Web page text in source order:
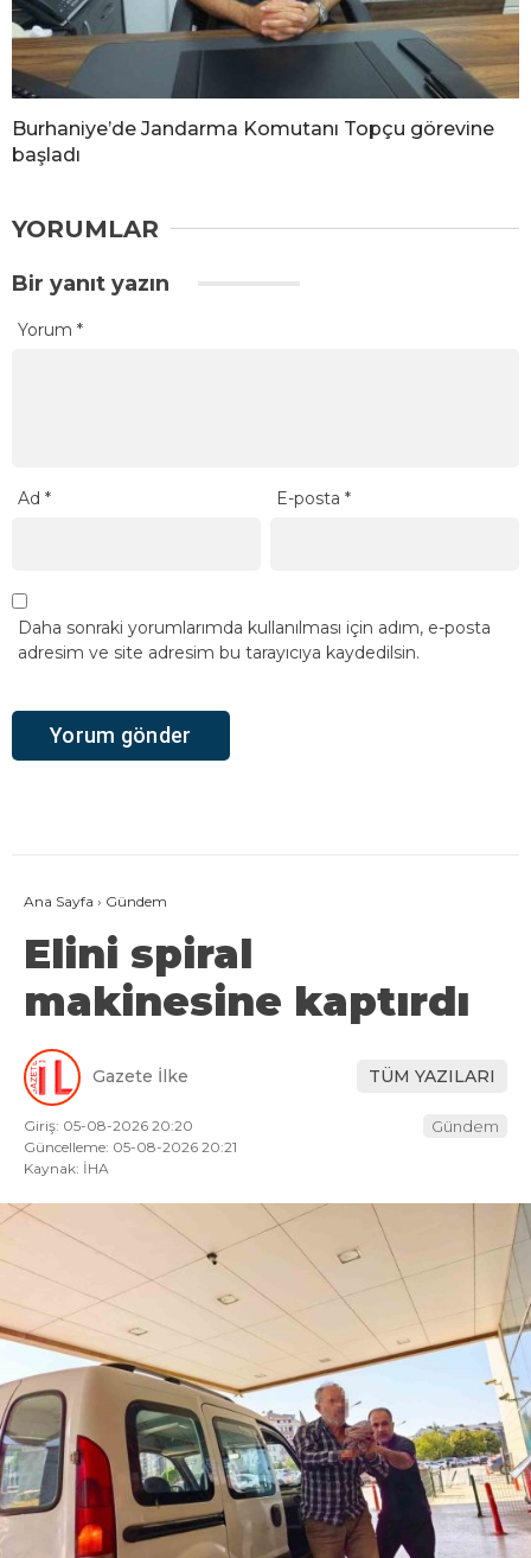
Burhaniye’de Jandarma Komutanı Topçu görevine
başladı
YORUMLAR
Bir yanıt yazın
Yorum *
Ad * E-posta*
Daha sonraki yorumlarımda kullanılması için adım, e-posta
adresim ve site adresim bu tarayıcıya kaydedilsin.
Ana Sayfa › Gündem
Elini spiral
makinesine kaptırdı
Gazete İlke TÜM YAZILARI
Giriş: 05-08-2026 20:20
Güncelleme: 05-08-2026 20:21
Kaynak: İHA
Gündem